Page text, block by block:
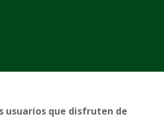
usuarios que disfruten de